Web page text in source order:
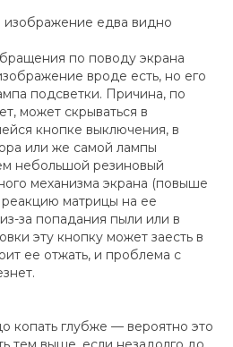
изображение едва видно
по поводу экрана
вроде есть, но его
подсветки. Причина, по
может скрываться в
кнопке выключения, в
или же самой лампы
небольшой резиновый
механизма экрана (повыше
матрицы на ее
за попадания пыли или в
эту кнопку может заесть в
ее отжать, и проблема с
копать глубже — вероятно это